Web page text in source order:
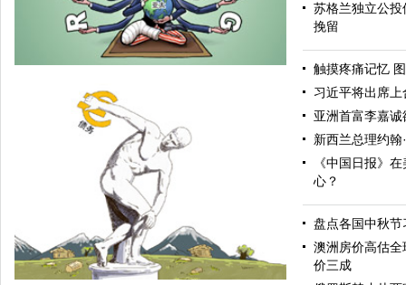
亚太再平衡
苏格兰独立公
挽留
触摸疼痛记忆
习近平将出席
亚洲首富李嘉
新西兰总理约翰
《中国日报》
心？
盘点各国中秋节
澳洲房价高估
价三成